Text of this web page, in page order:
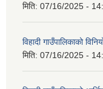
मिति: 07/16/2025 -
विहादी गाउँपालिकाको
मिति: 07/16/2025 -